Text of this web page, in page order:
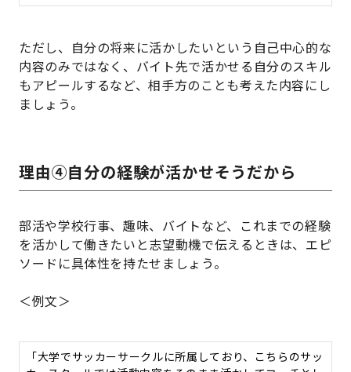
ただし、自分の将来に活かしたいという自己中心的な
内容のみではなく、バイト先で活かせる自分のスキル
もアピールするなど、相手方のことも考えた内容にし
ましょう。
理由④自分の経験が活かせそうだから
部活や学校行事、趣味、バイトなど、これまでの経験
を活かして働きたいと志望動機で伝えるときは、エピ
ソードに具体性を持たせましょう。
＜例文＞
「大学でサッカーサークルに所属しており、こちらのサッ